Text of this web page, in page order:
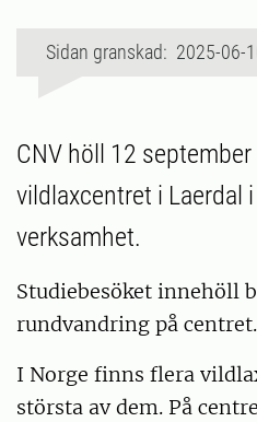
Sidan granskad: 2025-06-
CNV höll 12
vildlaxcentret i Laerdal
verksamhet.
Studiebesöket innehöll
rundvandring på centret.
I Norge finns flera
största av dem. På